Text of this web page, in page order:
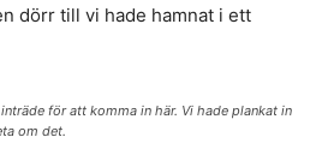
dörr till vi hade hamnat i ett
för att komma in här. Vi hade plankat in
om det.